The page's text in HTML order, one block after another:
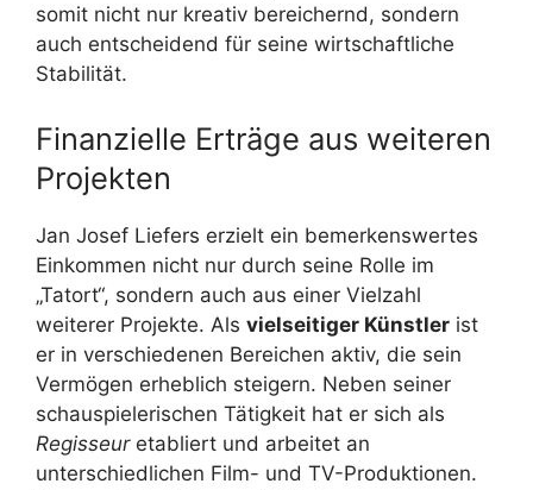
somit nicht nur kreativ bereichernd, sondern
auch entscheidend für seine wirtschaftliche
Stabilität.
Finanzielle Erträge aus weiteren
Projekten
Jan Josef Liefers erzielt ein bemerkenswertes
Einkommen nicht nur durch seine Rolle im
„Tatort“, sondern auch aus einer Vielzahl
weiterer Projekte. Als vielseitiger Künstler ist
er in verschiedenen Bereichen aktiv, die sein
Vermögen erheblich steigern. Neben seiner
schauspielerischen Tätigkeit hat er sich als
Regisseuretabliert und arbeitet an
unterschiedlichen Film- und TV-Produktionen.